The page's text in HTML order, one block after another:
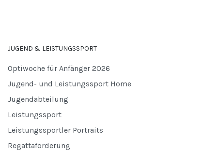
JUGEND & LEISTUNGSSPORT
Optiwoche für Anfänger 2026
Jugend- und Leistungssport Home
Jugendabteilung
Leistungssport
Leistungssportler Portraits
Regattaförderung